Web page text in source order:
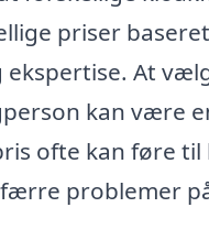
priser
At
kan være
ofte kan føre til
problemer